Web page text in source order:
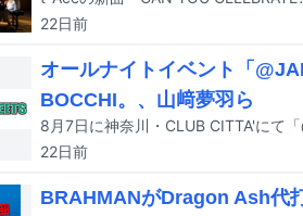
22日前
オールナイトイベント「
BOCCHI。、山﨑夢羽ら
22日前
BRAHMANがDragon Ash代